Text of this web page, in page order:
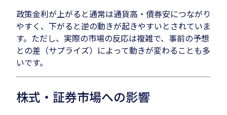
政策金利が上がると通常は通貨高・債券安につながり
やすく、下がると逆の動きが起きやすいとされていま
す。ただし、実際の市場の反応は複雑で、事前の予想
との差（サプライズ）によって動きが変わることも多
いです。
株式・証券市場への影響